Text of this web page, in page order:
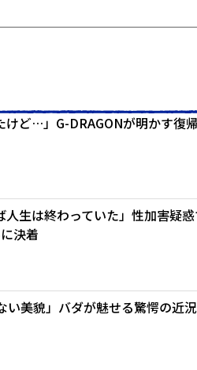
けど…」G-DRAGONが明かす復
人生は終わっていた」性加害疑
決着
い美貌」バダが魅せる驚愕の近